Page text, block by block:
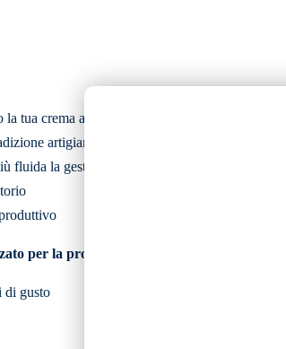
tua crema avrà sempre lo stesso gusto, la
artigianale
fluida la gestione del laboratorio
per la produzione di:
di gusto